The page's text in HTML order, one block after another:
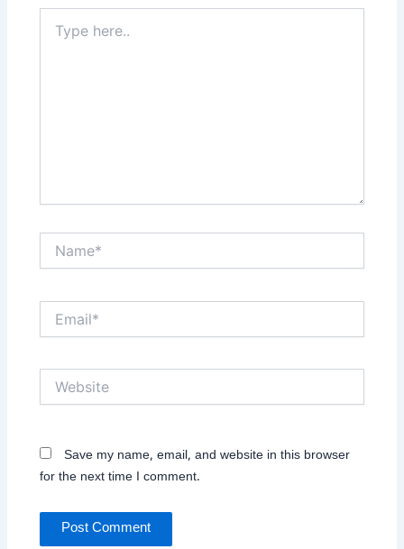
here..
Save my name, email, and website in this browser
for the next time I comment.